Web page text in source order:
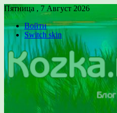
Пятница , 7 Август 2026
Войти
Switch skin